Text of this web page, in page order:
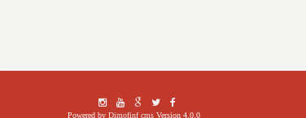
Powered by Dimofinf cmsVersion 4.0.0